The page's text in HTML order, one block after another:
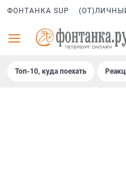
ФОНТАНКА SUP
Топ-10, куда поехать